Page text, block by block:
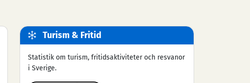
Turism & Fritid
Statistik om turism, fritidsaktiviteter och resvanor
i Sverige.